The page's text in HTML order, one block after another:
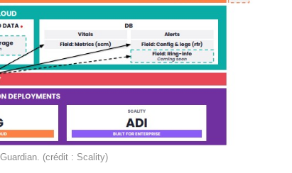
(crédit : Scality)